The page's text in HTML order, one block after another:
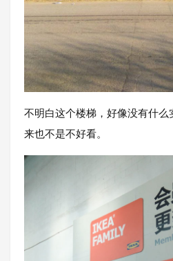
不明白这个楼梯，好像没有什
来也不是不好看。